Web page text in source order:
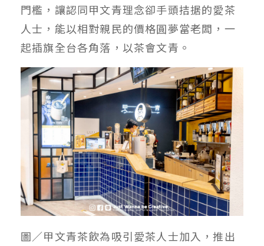
門檻，讓認同甲文青理念卻手頭拮据的愛茶
人士，能以相對親民的價格圓夢當老闆，一
起插旗全台各角落，以茶會文青。
圖／甲文青茶飲為吸引愛茶人士加入，推出